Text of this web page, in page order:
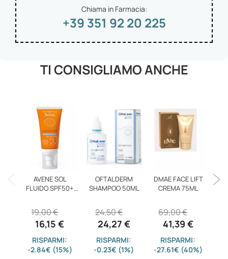
Chiama in Farmacia:
+39 351 92 20 225
TI CONSIGLIAMO ANCHE
AVENE SOL
FLUIDO SPF50+
16,15 €
19,00 €
RISPARMI:
-2.84€ (15%)
OFTALDERM
SHAMPOO 50ML
24,27 €
24,50 €
RISPARMI:
-0.23€ (1%)
DMAE FACE LIFT
CREMA 75ML
41,39 €
69,00 €
RISPARMI:
-27.61€ (40%)